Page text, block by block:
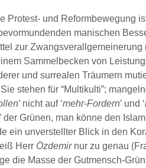
Protest- und Reformbewegung
manischen
zur Zwangsverallgemeinerung
Sammelbecken von
und surrealen Träumern
stehen für “Multikulti”;
’ nicht auf ‘mehr-Fordern’ und ‘
Grünen, man könne den Islam
ein unverstellter Blick in den
Herr Özdemirnur zu genau
die Masse der Gutmensch-